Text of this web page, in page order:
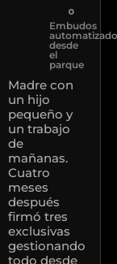
o
Embudos
desde
el
parque
Madre con
un hijo
pequeño y
un trabajo
de
mañanas.
Cuatro
meses
después
firmó tres
exclusivas
gestionando
todo desde